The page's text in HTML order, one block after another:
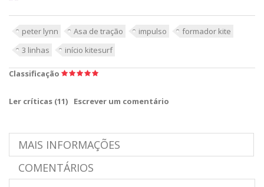
peter lynn Asa de tração impulso
formador kite
3 linhas
início kitesurf
Classificação
Ler críticas (11) Escrever um comentário
MAIS INFORMAÇÕES
COMENTÁRIOS